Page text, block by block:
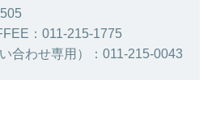
：011-215-1775
合わせ専用）：011-215-0043